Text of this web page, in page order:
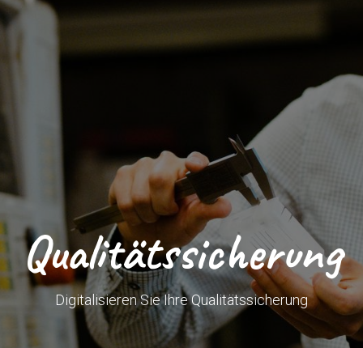
Qualitätssicherung
Digitalisieren Sie Ihre Qualitätssicherung